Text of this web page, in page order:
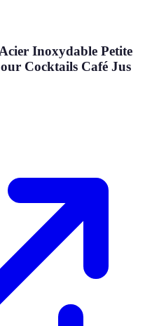
Inoxydable Petite
Cocktails Café Jus